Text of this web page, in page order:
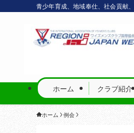
青少年育成、地域奉仕、社会貢献
ホーム クラブ紹介
ホーム 例会